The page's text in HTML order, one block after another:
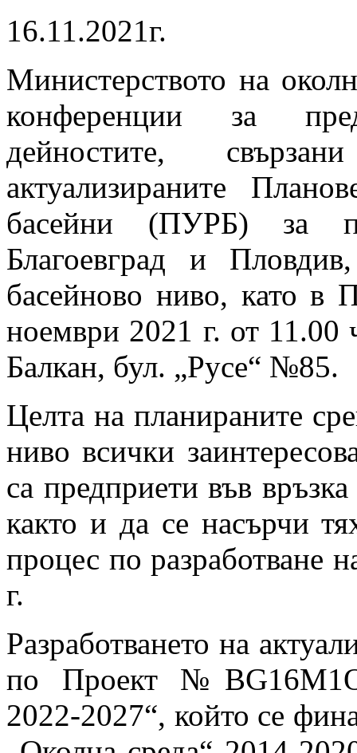
16.11.2021г.
Министерството на
конференции за
дейностите,
актуализираните
басейни (ПУРБ) за
Благоевград и
басейново ниво, като в
ноември 2021 г. от 11.00
Балкан, бул. „Русе“ №85.
Целта на планираните
ниво всички
са предприети във
както и да се насърчи
процес по разработване
г.
Разработването на
по Проект
2022-2027“, който се